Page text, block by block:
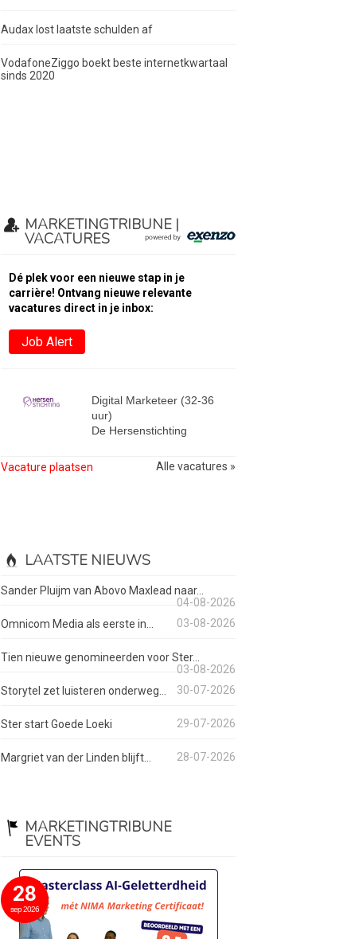
Audax lost laatste schulden af
VodafoneZiggo boekt beste internetkwartaal
sinds 2020
MARKETINGTRIBUNE |
VACATURES
Dé plek voor een nieuwe stap in je
carrière! Ontvang nieuwe relevante
vacatures direct in je inbox:
Job Alert
Digital Marketeer (32-36
uur)
De Hersenstichting
Vacature plaatsen Alle vacatures »
LAATSTE NIEUWS
Sander Pluijm van Abovo Maxlead naar...
04-08-2026
Omnicom Media als eerste in...
03-08-2026
Tien nieuwe genomineerden voor Ster...
03-08-2026
Storytel zet luisteren onderweg...
30-07-2026
Ster start Goede Loeki 29-07-2026
Margriet van der Linden blijft... 28-07-2026
MARKETINGTRIBUNE
EVENTS
28
sep 2026